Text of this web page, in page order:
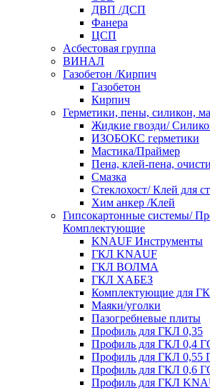
ДВП /ДСП
Фанера
ЦСП
Асбестовая группа
ВИНАЛ
Газобетон /Кирпич
Газобетон
Кирпич
Герметики, пены, силикон,
Жидкие гвозди/
ИЗОБОКС герметики
Мастика/Праймер
Пена, клей-пена,
Смазка
Стеклохост/ Клей для
Хим анкер /Клей
Гипсокартонные системы/
Комплектующие
KNAUF Инструменты
ГКЛ KNAUF
ГКЛ ВОЛМА
ГКЛ ХАБЕЗ
Комплектующие для
Маяки/уголки
Пазогребневые плиты
Профиль для ГКЛ 0,35
Профиль для ГКЛ 0,4
Профиль для ГКЛ 0,55
Профиль для ГКЛ 0,6
Профиль для ГКЛ